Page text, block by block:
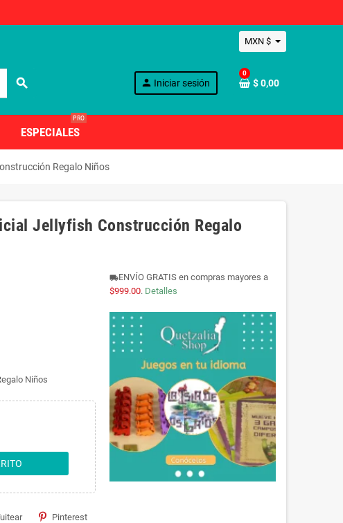
MXN $
search person Iniciar sesión
0
$ 0,00
ESPECIALES
PRO
Regalo Niños
Jellyfish Construcción Regalo
Niños
Pinterest
local_shippingENVÍO GRATIS en compras mayores a
$999.00. Detalles